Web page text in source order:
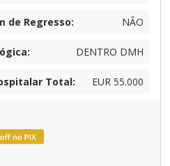
de Regresso: NÃO
: DENTRO DMH
Total: EUR 55.000